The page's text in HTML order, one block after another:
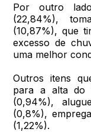
Por outro
(22,84%),
(10,87%), que
excesso de
uma melhor
Outros itens
para a alta do
(0,94%),
(0,8%),
(1,22%).